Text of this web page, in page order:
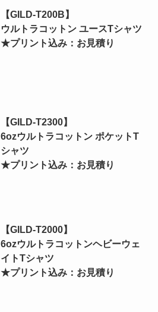
【GILD-T200B】
ウルトラコットン ユースTシャツ
★プリント込み：お見積り
【GILD-T2300】
6ozウルトラコットン ポケットT
シャツ
★プリント込み：お見積り
【GILD-T2000】
6ozウルトラコットンヘビーウェ
イトTシャツ
★プリント込み：お見積り